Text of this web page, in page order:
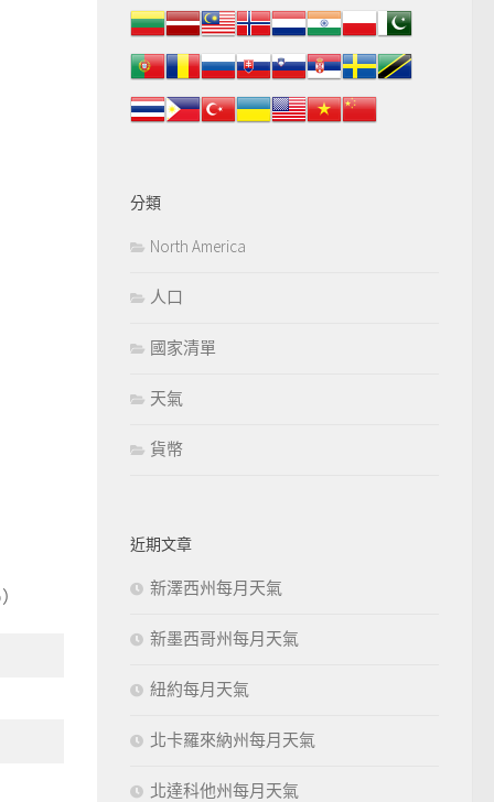
分類
North America
人口
國家清單
天氣
貨幣
近期文章
新澤西州每月天氣
新墨西哥州每月天氣
紐約每月天氣
北卡羅來納州每月天氣
北達科他州每月天氣